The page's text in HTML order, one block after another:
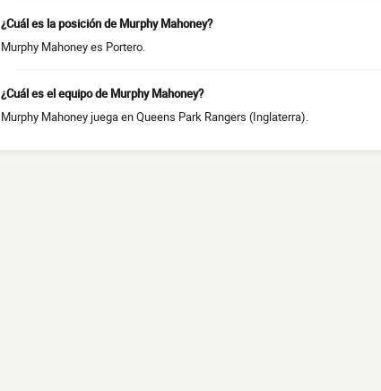
¿Cuál es la posición de Murphy Mahoney?
Murphy Mahoney es Portero.
¿Cuál es el equipo de Murphy Mahoney?
Murphy Mahoney juega en Queens Park Rangers (Inglaterra).